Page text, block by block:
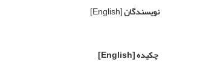
نویسندگان[English]
چکیده[English]